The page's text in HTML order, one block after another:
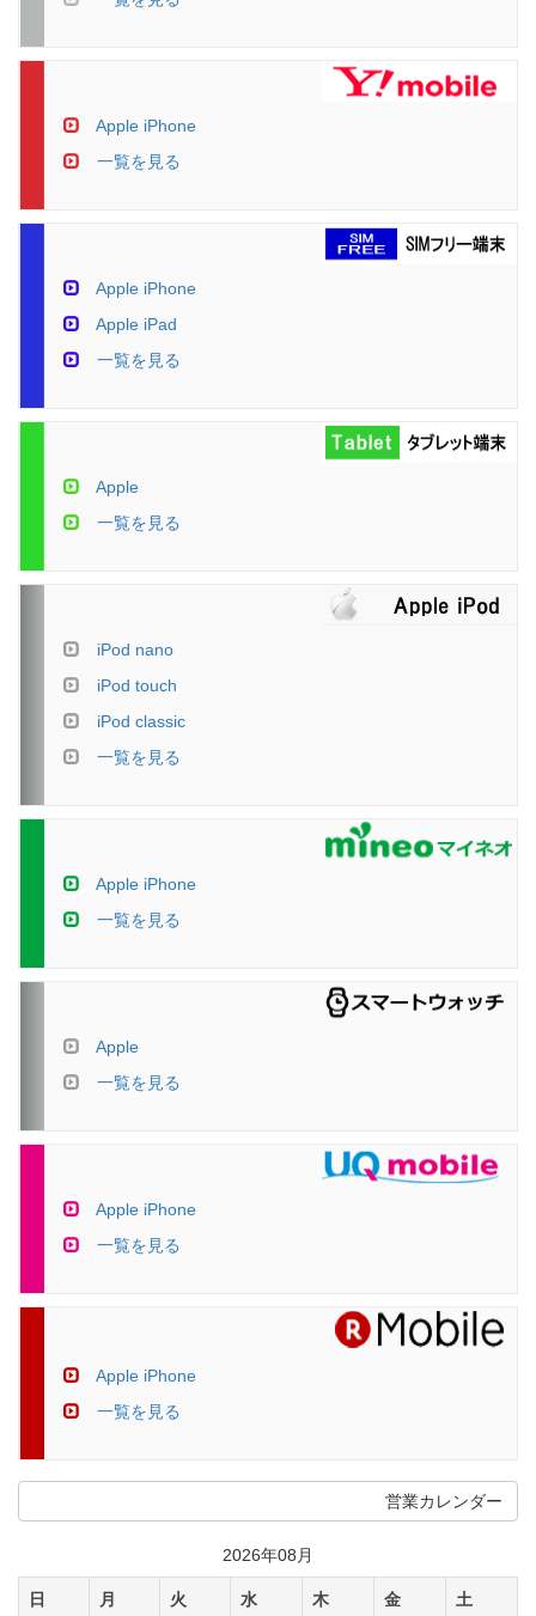
Apple iPhone
一覧を見る
Apple iPhone
Apple iPad
一覧を見る
Apple
一覧を見る
iPod nano
iPod touch
iPod classic
一覧を見る
Apple iPhone
一覧を見る
Apple
一覧を見る
Apple iPhone
一覧を見る
Apple iPhone
一覧を見る
営業カレンダー
2026年08月
日 月 火 水 木 金 土